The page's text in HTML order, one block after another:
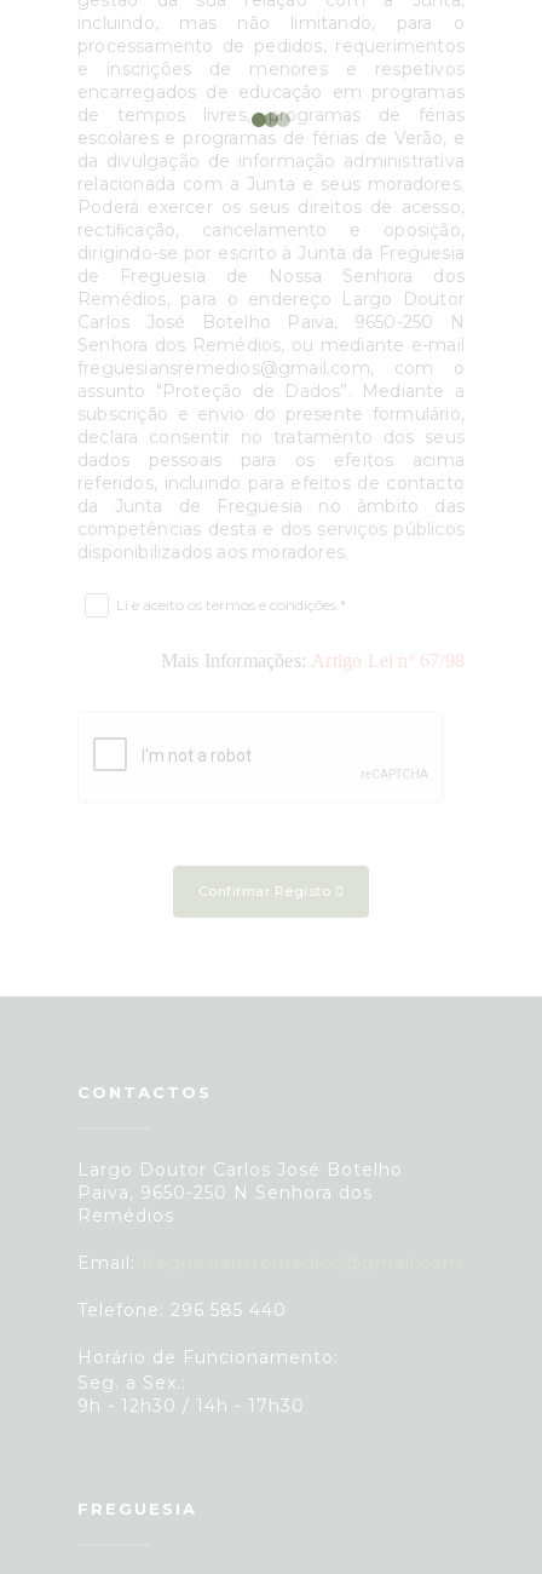
incluindo, mas não limitando, para o
processamento de pedidos, requerimentos
e inscrições de menores e respetivos
encarregados de educação em programas
de tempos livres, programas de férias
escolares e programas de férias de Verão, e
da divulgação de informação administrativa
relacionada com a Junta e seus moradores.
Poderá exercer os seus direitos de acesso,
rectiﬁcação, cancelamento e oposição,
dirigindo-se por escrito à Junta da Freguesia
de Freguesia de Nossa Senhora dos
Remédios, para o endereço Largo Doutor
Carlos José Botelho Paiva, 9650-250 N
Senhora dos Remédios, ou mediante e-mail
freguesiansremedios@gmail.com, com o
assunto "Proteção de Dados”. Mediante a
subscrição e envio do presente formulário,
declara consentir no tratamento dos seus
dados pessoais para os efeitos acima
referidos, incluindo para efeitos de contacto
da Junta de Freguesia no âmbito das
competências desta e dos serviços públicos
disponibilizados aos moradores.
Li e aceito os termos e condições.*
Mais Informações: Artigo Lei nº 67/98
Confirmar Registo
CONTACTOS
Largo Doutor Carlos José Botelho
Paiva, 9650-250 N Senhora dos
Remédios
Email:
Telefone: 296 585 440
Horário de Funcionamento:
Seg. a Sex.:
9h - 12h30 / 14h - 17h30
FREGUESIA